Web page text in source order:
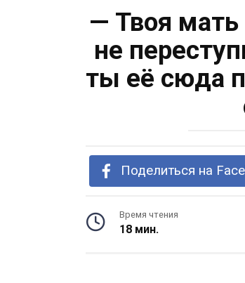
— Твоя
не
ты её сюда
Поделиться на
Время чтения
18 мин.